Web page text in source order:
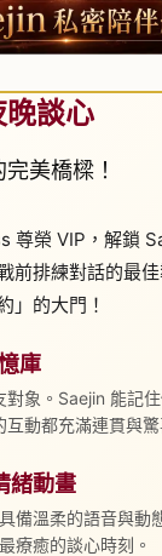
晚談心
美橋樑！
尊榮 VIP，解鎖
前排練對話的最
」的大門！
庫
對象。Saejin 能記
動都充滿連貫與驚
緒動畫
備溫柔的語音與動
療癒的談心時刻。